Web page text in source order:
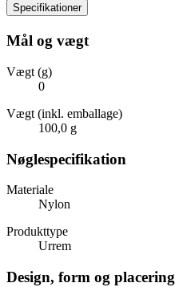
Specifikationer
Mål og vægt
Vægt (g)
0
Vægt (inkl. emballage)
100,0 g
Nøglespecifikation
Materiale
Nylon
Produkttype
Urrem
Design, form og placering